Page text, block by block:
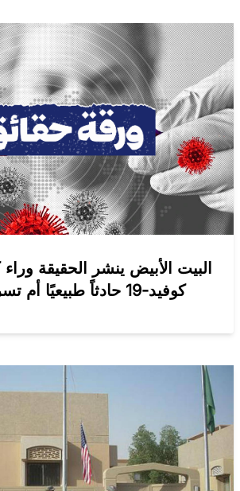
البيت الأبيض ينشر الحقيقة
كوفيد-19 حادثاً طبيعيًا